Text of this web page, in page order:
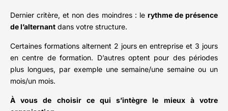
Dernier critère, et non des moindres : le rythme de présence
de l’alternant dans votre structure.
Certaines formations alternent 2 jours en entreprise et 3 jours
en centre de formation. D’autres optent pour des périodes
plus longues, par exemple une semaine/une semaine ou un
mois/un mois.
À vous de choisir ce qui s’intègre le mieux à votre